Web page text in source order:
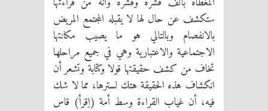
ستكشف عن حال لها لا يقبله المجتمع المريض
بالانفصام وبالتالي هو ما يصيب مكانتها
الاجتماعية والاعتبارية وهي في جميع مراحلها
تخاف من كشف حقيقتها قولا وكتابة وتشعر أن
انكشاف هذه الحقيقة هتك لسترها، مما لا شك
فيه، أن غياب القراءة وسط أمة (اِقرأ) قاس